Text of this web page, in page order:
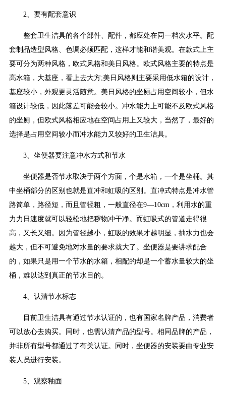
2、要有配套意识
整套卫生洁具的各个部件、配件，都应处在同一档次水平。配
套制品造型风格、色调必须匹配，这样才能和谐美观。在款式上主
要可分为两种风格，欧式风格和美日风格。欧式风格主要的特点是
高水箱，大基座，看上去大方;美日风格则主要采用低水箱的设计，
基座较小，外观更灵活随意。美日风格的坐厕占用空间较小，但水
箱设计较低，因此落差可能会较小。冲水能力上可能不及欧式风格
的坐厕，但欧式风格相应地在空间占用上又较大，当然了，最好的
选择是占用空间较小而冲水能力又较好的卫生洁具。
3、坐便器要注意冲水方式和节水
坐便器是否节水取决于两个方面，个是水箱，一个是坐桶。其
中坐桶部分的区别也就是直冲和虹吸的区别。直冲式特点是冲水管
路简单，路径短，而且管径粗，一般直径在9—10cm，利用水的重
力力日速度就可以轻松地把秽物冲干净。而虹吸式的管道走得很
高，又长又细。因为管径越小，虹吸的效果才越明显，抽水力也会
越大，但不可避免地对水量的要求就大了。坐便器是要讲求配合
的，如果只是用一个节水的水箱，相配的却是一个蓄水量较大的坐
桶，难以达到真正的节水目的。
4、认清节水标志
目前卫生洁具有通过节水认证的，也有国家名牌产品，消费者
可以放心去购买。同时，也需认清产品的型号。相同品牌的产品，
并非所有型号都通过了有关认证。同时，坐便器的安装要由专业安
装人员进行安装。
5、观察釉面